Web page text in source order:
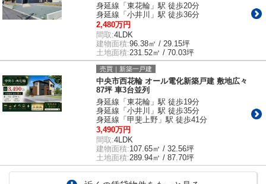
身延線「東花輪」駅 徒歩20分
身延線「小井川」駅 徒歩36分
2,480万円
間取:4LDK
建物面積:96.38㎡ / 29.15坪
土地面積:231.52㎡ / 70.03坪
売買｜新築一戸建
中央市西花輪 オール電化新築戸建 敷地広々
87坪 車3台並列
身延線「東花輪」駅 徒歩19分
身延線「小井川」駅 徒歩35分
身延線「甲斐上野」駅 徒歩41分
3,490万円
間取:4LDK
建物面積:107.65㎡ / 32.56坪
土地面積:289.94㎡ / 87.70坪